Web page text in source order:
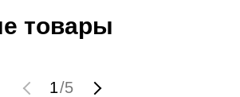
товары
1/5